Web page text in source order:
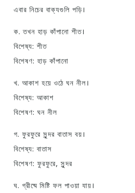
এবার নিচের বাক্যগুলি পড়ি।
ক. তখন হাড় কাঁপানো শীত।
বিশেষ্য: শীত
বিশেষণ: হাড় কাঁপানো
খ. আকাশ হয়ে ওঠে ঘন নীল।
বিশেষ্য: আকাশ
বিশেষণ: ঘন নীল
গ. ফুরফুরে সুন্দর বাতাস বয়।
বিশেষ্য: বাতাস
বিশেষণ: ফুরফুরে, সুন্দর
ঘ. গ্রীষ্মে মিষ্টি ফল পাওয়া যায়।